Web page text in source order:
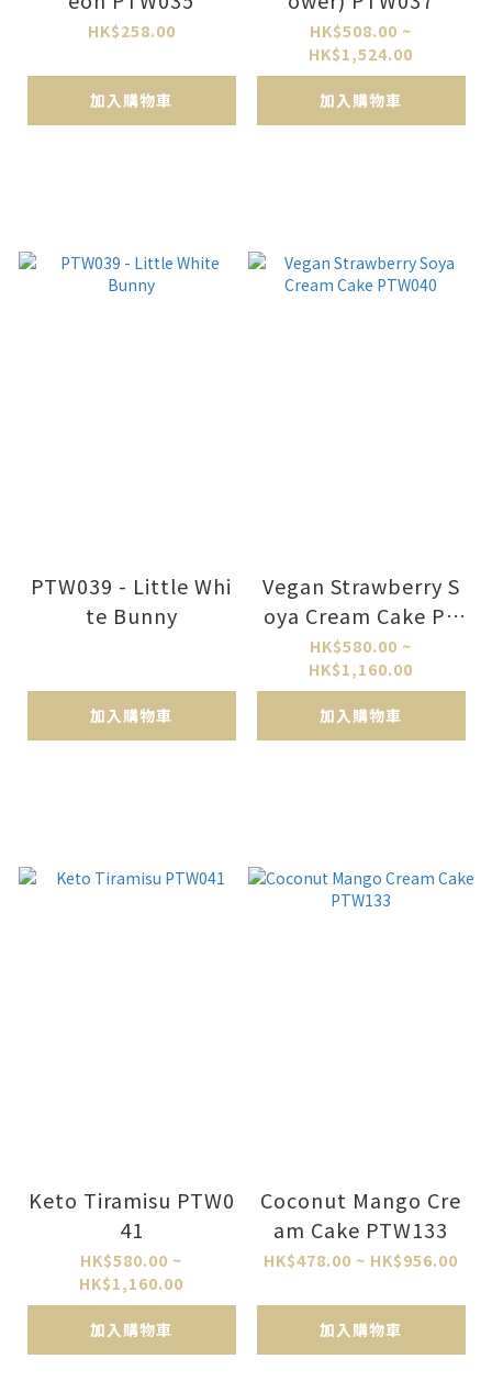
HK$258.00
加入購物車
HK$508.00 ~
HK$1,524.00
加入購物車
PTW039 - Little Whi
te Bunny
加入購物車
Vegan Strawberry S
oya Cream Cake PT
W040
HK$580.00 ~
HK$1,160.00
加入購物車
Keto Tiramisu PTW0
41
HK$580.00 ~
HK$1,160.00
加入購物車
Coconut Mango Cre
am Cake PTW133
HK$478.00 ~ HK$956.00
加入購物車